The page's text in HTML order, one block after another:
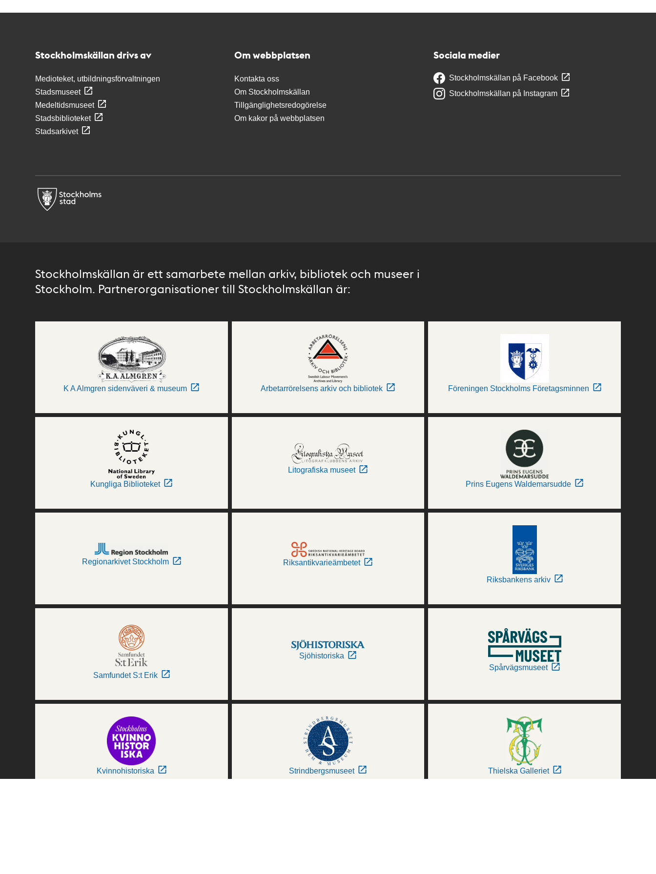
Stockholmskällan drivs av
Medioteket, utbildningsförvaltningen
Stadsmuseet
Medeltidsmuseet
Stadsbiblioteket
Stadsarkivet
Om webbplatsen
Kontakta oss
Om Stockholmskällan
Tillgänglighetsredogörelse
Om kakor på webbplatsen
Sociala medier
Stockholmskällan på Facebook
Stockholmskällan på Instagram
Stockholmskällan är ett samarbete mellan arkiv, bibliotek och museer i
Stockholm. Partnerorganisationer till Stockholmskällan är:
K A Almgren sidenväveri & museum Arbetarrörelsens arkiv och bibliotek Föreningen Stockholms Företagsminnen
Kungliga Biblioteket
Litografiska museet
Prins Eugens Waldemarsudde
Regionarkivet Stockholm Riksantikvarieämbetet
Riksbankens arkiv
Samfundet S:t Erik
Sjöhistoriska
Spårvägsmuseet
Kvinnohistoriska Strindbergsmuseet Thielska Galleriet